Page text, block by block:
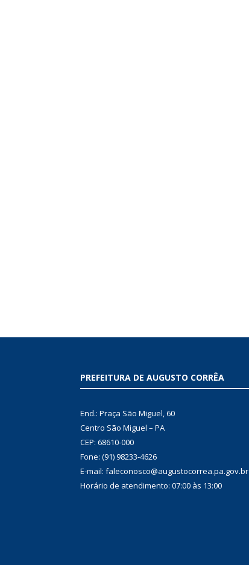
PREFEITURA DE AUGUSTO CORRÊA
End.: Praça São Miguel, 60
Centro São Miguel – PA
CEP: 68610-000
Fone: (91) 98233-4626
E-mail: faleconosco@augustocorrea.pa.gov.br
Horário de atendimento: 07:00 às 13:00